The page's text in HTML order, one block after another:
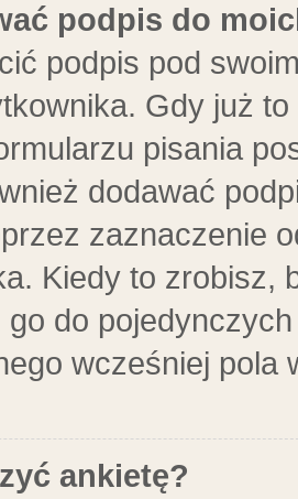
podpis do
podpis pod
Gdy już
pisania
dodawać
zaznaczenie
Kiedy to zrobisz,
go do
wcześniej pola
ankietę?